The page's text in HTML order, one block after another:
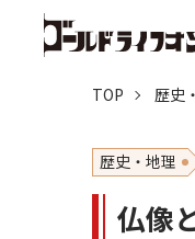
TOP 歴史
歴史・地理
仏像